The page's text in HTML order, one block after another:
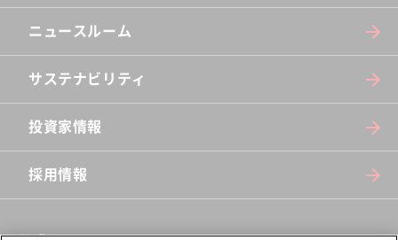
ニュースルーム
サステナビリティ
投資家情報
採用情報